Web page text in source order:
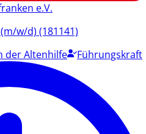
e.V.
w/d) (181141)
der Altenhilfe Führungskraft